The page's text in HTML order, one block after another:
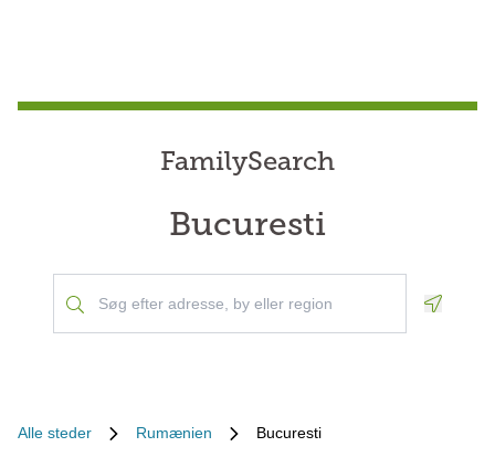
FamilySearch
Bucuresti
Alle steder Rumænien Bucuresti